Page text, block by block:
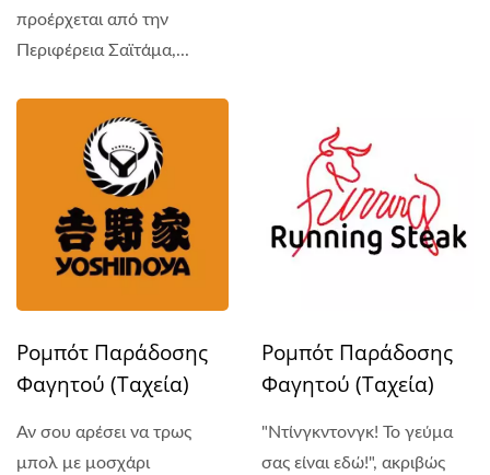
προέρχεται από την
Περιφέρεια Σαϊτάμα,...
Ρομπότ Παράδοσης
Φαγητού (Ταχεία)
Αν σου αρέσει να τρως
μπολ με μοσχάρι
Ρομπότ Παράδοσης
Φαγητού (Ταχεία)
"Ντίνγκντονγκ! Το γεύμα
σας είναι εδώ!", ακριβώς